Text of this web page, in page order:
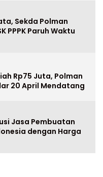
Sekda Polman
PPPK Paruh Waktu
Rp75 Juta, Polman
20 April Mendatang
Jasa Pembuatan
dengan Harga